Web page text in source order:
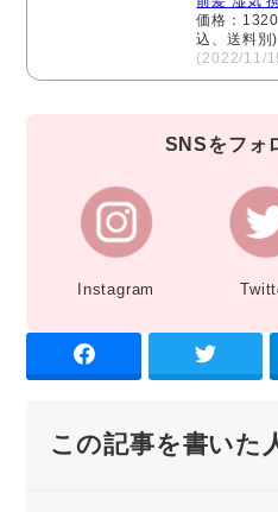
価格：
込、送料別)
(2022/11/
SNSをフォ
Instagram
この記事を書いた